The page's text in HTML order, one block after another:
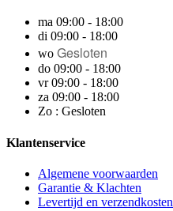
ma 09:00 - 18:00
di 09:00 - 18:00
wo Gesloten
do 09:00 - 18:00
vr 09:00 - 18:00
za 09:00 - 18:00
Zo : Gesloten
Klantenservice
Algemene voorwaarden
Garantie & Klachten
Levertijd en verzendkosten